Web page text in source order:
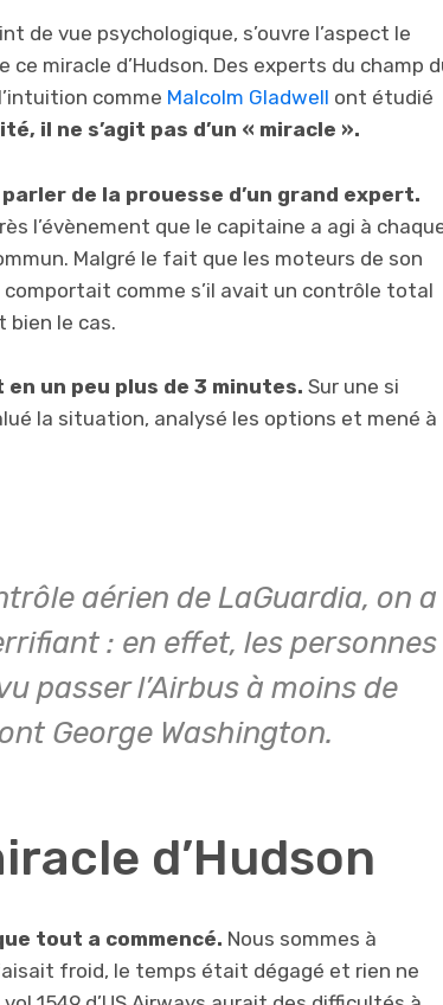
de vue psychologique, s’ouvre l’aspect le
miracle d’Hudson. Des experts du champ
comme Malcolm Gladwell ont étudié
il ne s’agit pas d’un « miracle ».
de la prouesse d’un grand expert.
l’évènement que le capitaine a agi à
Malgré le fait que les moteurs de son
comme s’il avait un contrôle total
bien le cas.
en un peu plus de 3 minutes. Sur une si
la situation, analysé les options et mené à
aérien de LaGuardia, on a
: en effet, les personnes
passer l’Airbus à moins de
George Washington.
d’Hudson
tout a commencé. Nous sommes à
froid, le temps était dégagé et rien ne